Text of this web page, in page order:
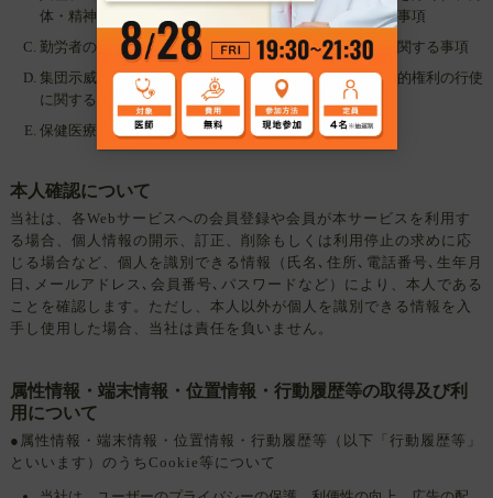
体・精神障害、犯罪歴、その他社会的差別の原因となる事項
勤労者の団結権、団体交渉及びその他団体行動の行為に関する事項
集団示威行為への参加、請願権の行使、及びその他政治的権利の行使
に関する事項
保健医療及び性生活
本人確認について
当社は、各Webサービスへの会員登録や会員が本サービスを利用す
る場合、個人情報の開示、訂正、削除もしくは利用停止の求めに応
じる場合など、個人を識別できる情報（氏名､住所､電話番号､生年月
日､メールアドレス､会員番号､パスワードなど）により、本人である
ことを確認します。ただし、本人以外が個人を識別できる情報を入
手し使用した場合、当社は責任を負いません。
属性情報・端末情報・位置情報・行動履歴等の取得及び利
用について
●属性情報・端末情報・位置情報・行動履歴等（以下「行動履歴等」
といいます）のうちCookie等について